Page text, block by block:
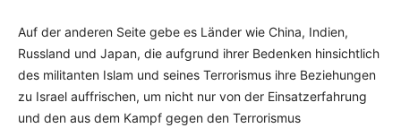
Auf der anderen Seite gebe es Länder wie China, Indien,
Russland und Japan, die aufgrund ihrer Bedenken hinsichtlich
des militanten Islam und seines Terrorismus ihre Beziehungen
zu Israel auffrischen, um nicht nur von der Einsatzerfahrung
und den aus dem Kampf gegen den Terrorismus